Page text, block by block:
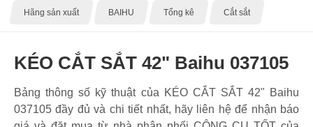
Hãng sản xuất BAIHU Tổng kê Cắt sắt
KÉO CẮT SẮT 42" Baihu 037105
Bảng thông số kỹ thuật của KÉO CẮT SẮT 42" Baihu
037105 đầy đủ và chi tiết nhất, hãy liên hệ để nhận báo